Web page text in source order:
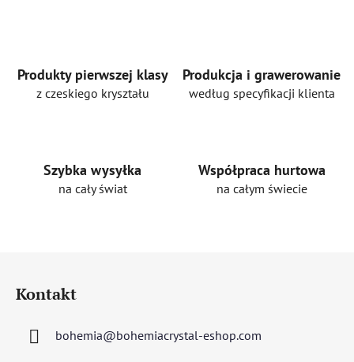
o
Produkty pierwszej klasy
z czeskiego kryształu
Produkcja i grawerowanie
według specyfikacji klienta
Szybka wysyłka
na cały świat
Współpraca hurtowa
na całym świecie
Kontakt
bohemia@bohemiacrystal-eshop.com